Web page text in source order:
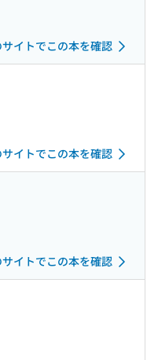
イトでこの本を確認
イトでこの本を確認
イトでこの本を確認